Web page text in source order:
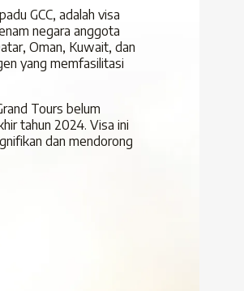
GCC, adalah visa
negara anggota
Oman, Kuwait, dan
yang memfasilitasi
Tours belum
tahun 2024. Visa ini
dan mendorong